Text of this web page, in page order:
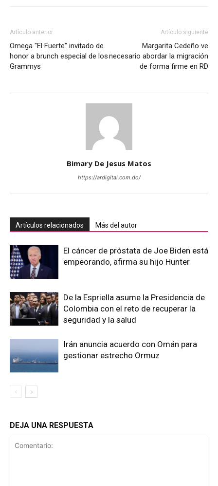
Artículo anterior
Omega "El Fuerte" invitado de
honor a brunch especial de los
Grammys
Artículo siguiente
Margarita Cedeño ve
necesario abordar la migración
de forma firme en RD
Bimary De Jesus Matos
https://ardigital.com.do/
Artículos relacionados Más del autor
El cáncer de próstata de Joe Biden está
empeorando, afirma su hijo Hunter
De la Espriella asume la Presidencia de
Colombia con el reto de recuperar la
seguridad y la salud
Irán anuncia acuerdo con Omán para
gestionar estrecho Ormuz
DEJA UNA RESPUESTA